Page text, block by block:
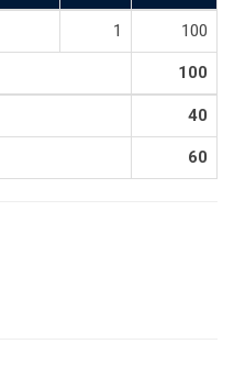
1 100
100
40
60